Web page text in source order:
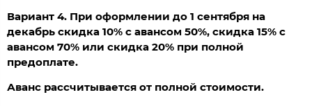
Вариант 4. При оформлении до 1 сентября на
декабрь скидка 10% с авансом 50%, скидка 15% с
авансом 70% или скидка 20% при полной
предоплате.
Аванс рассчитывается от полной стоимости.